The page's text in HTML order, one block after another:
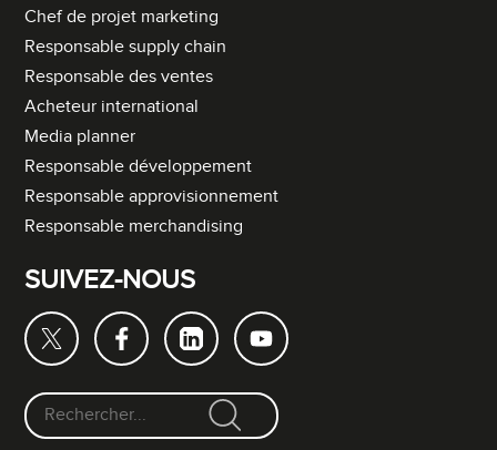
Chef de projet marketing
Responsable supply chain
Responsable des ventes
Acheteur international
Media planner
Responsable développement
Responsable approvisionnement
Responsable merchandising
SUIVEZ-NOUS
F